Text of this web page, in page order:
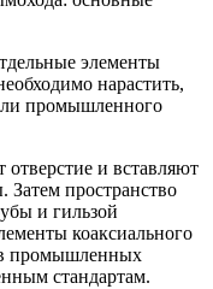
элементы
нарастить,
промышленного
отверстие и вставляют
Затем пространство
и гильзой
коаксиального
промышленных
стандартам.